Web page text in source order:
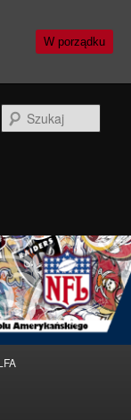
W porządku